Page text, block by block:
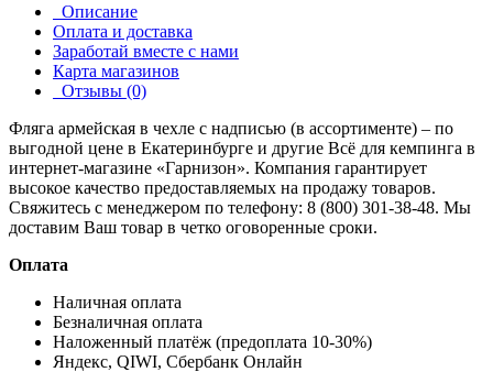
Описание
Оплата и доставка
Заработай вместе с нами
Карта магазинов
Отзывы (0)
Фляга армейская в чехле с надписью (в ассортименте) – по
выгодной цене в Екатеринбурге и другие Всё для кемпинга в
интернет-магазине «Гарнизон». Компания гарантирует
высокое качество предоставляемых на продажу товаров.
Свяжитесь с менеджером по телефону: 8 (800) 301-38-48. Мы
доставим Ваш товар в четко оговоренные сроки.
Оплата
Наличная оплата
Безналичная оплата
Наложенный платёж (предоплата 10-30%)
Яндекс, QIWI, Сбербанк Онлайн